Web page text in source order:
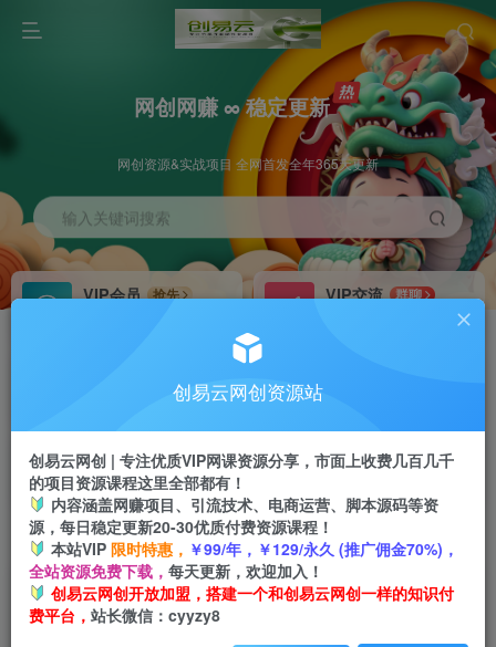
网创网赚 ∞ 稳定更新
网创资源&实战项目 全网首发全年365天更新
输入关键词搜索
VIP会员
抢先
VIP交流
群聊
研究探讨更多创业项目路子。
会员专属推广链接
挂机 项目
脚本卡密
APP下载
GO
首页 创业课程 会员免费 正文
一个月入袋3w，知乎小众性癖项目，Lsp的钱才是
最好赚的【揭秘】
创易云网创资源站
创易云网创 | 专注优质VIP网课资源分享，市面上收费几百几千
的项目资源课程这里全部都有！
内容涵盖网赚项目、引流技术、电商运营、脚本源码等资
源，每日稳定更新20-30优质付费资源课程！
本站VIP 限时特惠， ￥99/年，￥129/永久 (推广佣金70%)，
全站资源免费下载， 每天更新，欢迎加入！
创易云网创开放加盟，搭建一个和创易云网创一样的知识付
费平台， 站长微信：cyyzy8